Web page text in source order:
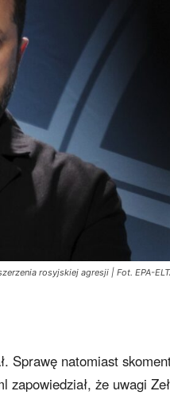
rosyjskiej agresji | Fot. EPA-
Sprawę natomiast
że uwagi